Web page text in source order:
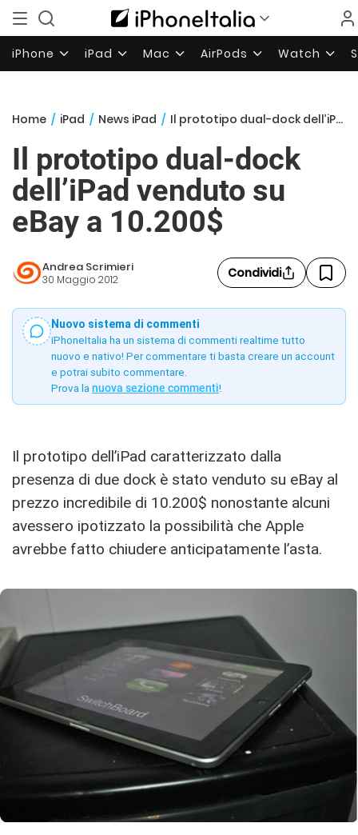
iPhone iPad Mac AirPods Watch
Home / iPad / News iPad / Il prototipo dual-dock dell’iPad venduto su eBay a 10.200$
Il prototipo dual-dock
dell’iPad venduto su
eBay a 10.200$
Andrea Scrimieri
30 Maggio 2012 Condividi
Nuovo sistema di commenti
iPhoneItalia ha un sistema di commenti realtime tutto
nuovo e nativo! Per commentare ti basta creare un account
e potrai subito commentare.
Prova la nuova sezione commenti!
Il prototipo dell’iPad caratterizzato dalla
presenza di due dock è stato venduto su eBay al
prezzo incredibile di 10.200$ nonostante alcuni
avessero ipotizzato la possibilità che Apple
avrebbe fatto chiudere anticipatamente l’asta.